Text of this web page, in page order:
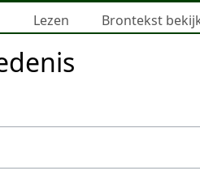
Lezen Brontekst